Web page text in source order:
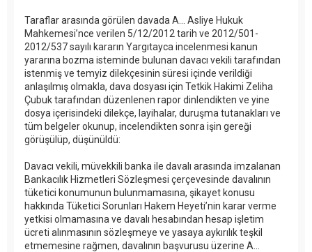
Taraflar arasında görülen davada A... Asliye Hukuk
Mahkemesi’nce verilen 5/12/2012 tarih ve 2012/501-
2012/537 sayılı kararın Yargıtayca incelenmesi kanun
yararına bozma isteminde bulunan davacı vekili tarafından
istenmiş ve temyiz dilekçesinin süresi içinde verildiği
anlaşılmış olmakla, dava dosyası için Tetkik Hakimi Zeliha
Çubuk tarafından düzenlenen rapor dinlendikten ve yine
dosya içerisindeki dilekçe, layihalar, duruşma tutanakları ve
tüm belgeler okunup, incelendikten sonra işin gereği
görüşülüp, düşünüldü:
Davacı vekili, müvekkili banka ile davalı arasında imzalanan
Bankacılık Hizmetleri Sözleşmesi çerçevesinde davalının
tüketici konumunun bulunmamasına, şikayet konusu
hakkında Tüketici Sorunları Hakem Heyeti’nin karar verme
yetkisi olmamasına ve davalı hesabından hesap işletim
ücreti alınmasının sözleşmeye ve yasaya aykırılık teşkil
etmemesine rağmen, davalının başvurusu üzerine A...